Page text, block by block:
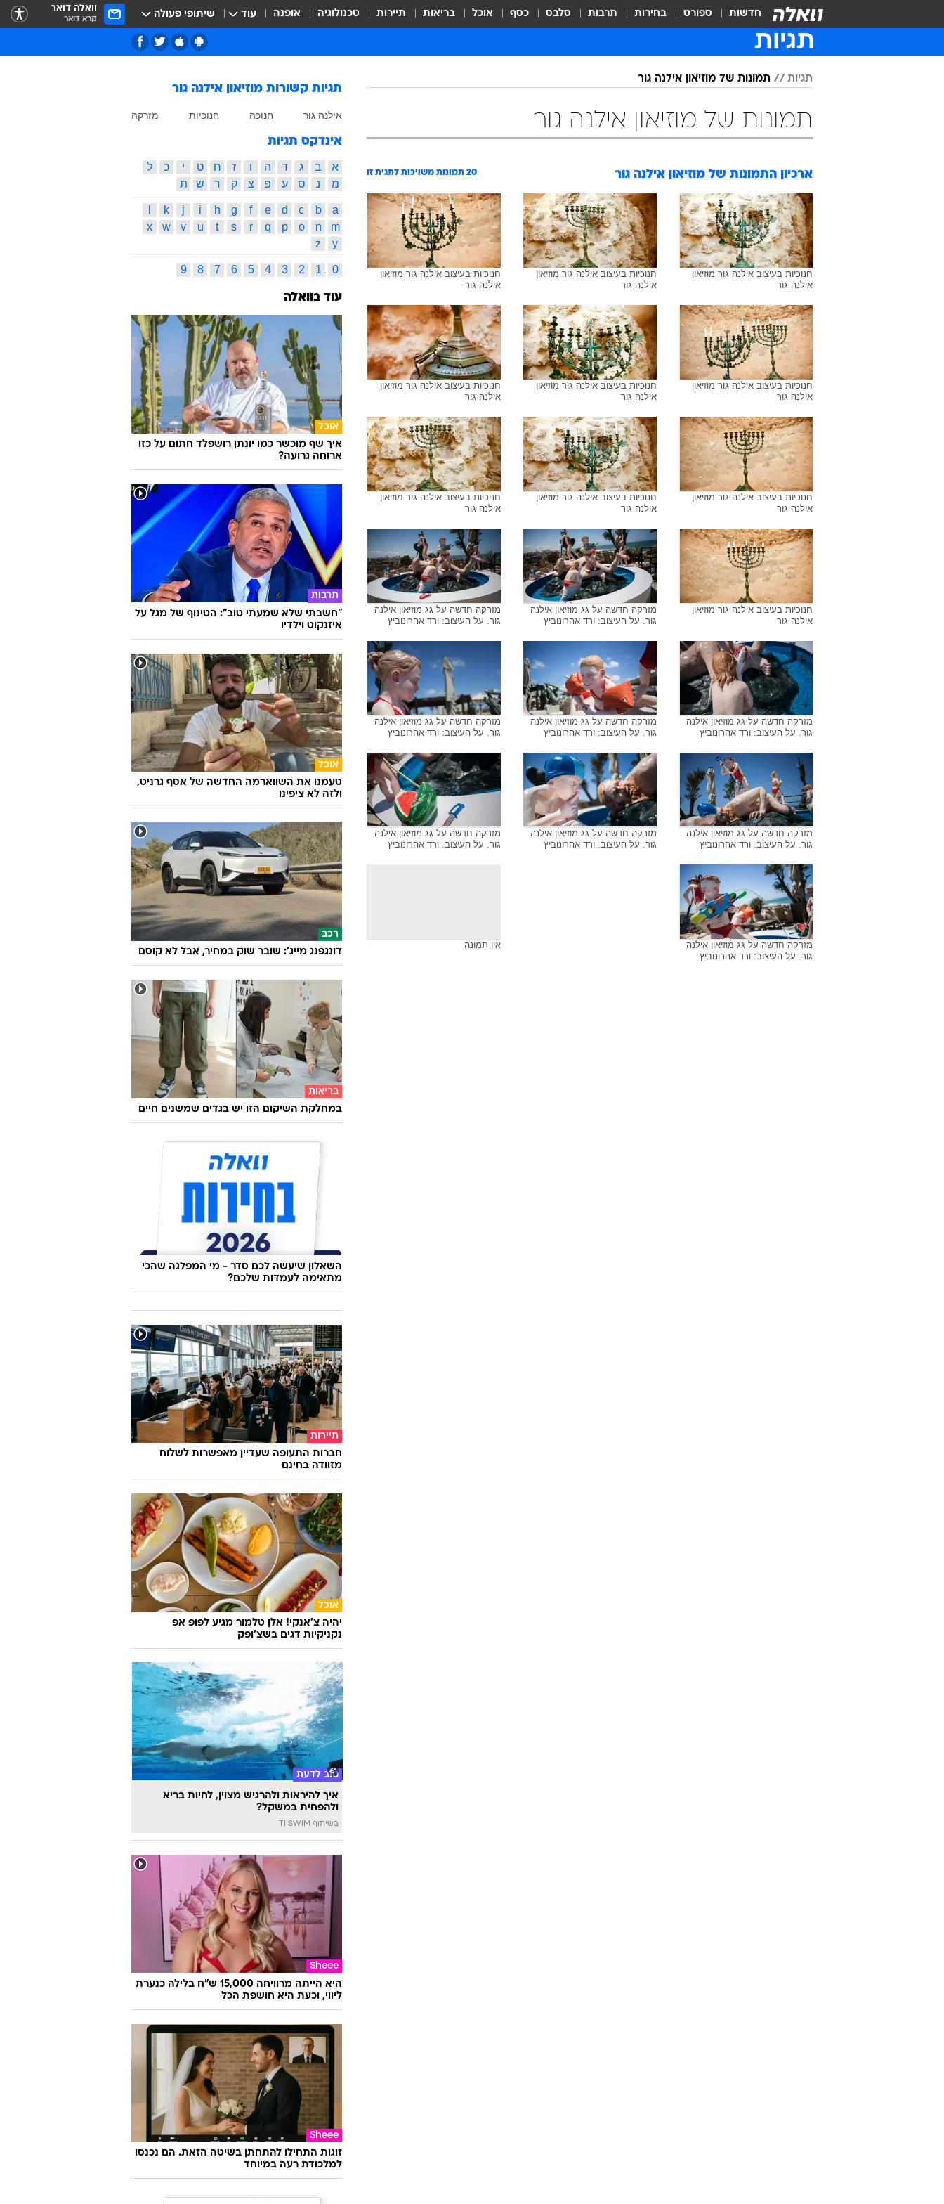
חדשות ספורט בחירות תרבות סלבס כסף אוכל בריאות תיירות טכנולוגיה אופנה עוד שיתופי פעולה וואלה דואר
קרא דואר
תגיות
תגיות תמונות של מוזיאון אילנה גור
תמונות של מוזיאון אילנה גור
ארכיון התמונות של מוזיאון אילנה גור 20 תמונות משויכות לתגית זו
חנוכיות בעיצוב אילנה גור מוזיאון
אילנה גור
חנוכיות בעיצוב אילנה גור מוזיאון
אילנה גור
חנוכיות בעיצוב אילנה גור מוזיאון
אילנה גור
חנוכיות בעיצוב אילנה גור מוזיאון
אילנה גור
חנוכיות בעיצוב אילנה גור מוזיאון
אילנה גור
חנוכיות בעיצוב אילנה גור מוזיאון
אילנה גור
חנוכיות בעיצוב אילנה גור מוזיאון
אילנה גור
חנוכיות בעיצוב אילנה גור מוזיאון
אילנה גור
חנוכיות בעיצוב אילנה גור מוזיאון
אילנה גור
חנוכיות בעיצוב אילנה גור מוזיאון
אילנה גור
מזרקה חדשה על גג מוזיאון אילנה
גור. על העיצוב: ורד אהרונוביץ
מזרקה חדשה על גג מוזיאון אילנה
גור. על העיצוב: ורד אהרונוביץ
מזרקה חדשה על גג מוזיאון אילנה
גור. על העיצוב: ורד אהרונוביץ
מזרקה חדשה על גג מוזיאון אילנה
גור. על העיצוב: ורד אהרונוביץ
מזרקה חדשה על גג מוזיאון אילנה
גור. על העיצוב: ורד אהרונוביץ
מזרקה חדשה על גג מוזיאון אילנה
גור. על העיצוב: ורד אהרונוביץ
מזרקה חדשה על גג מוזיאון אילנה
גור. על העיצוב: ורד אהרונוביץ
מזרקה חדשה על גג מוזיאון אילנה
גור. על העיצוב: ורד אהרונוביץ
מזרקה חדשה על גג מוזיאון אילנה
גור. על העיצוב: ורד אהרונוביץ
אין תמונה
תגיות קשורות מוזיאון אילנה גור
אילנה גור חנוכה חנוכיות מזרקה
אינדקס תגיות
א ב ג ד ה ו ז ח ט י כ
ל
מ
נ ס ע פ צ ק ר ש ת
a
b
c
d
e
f
g
h
i
j
k
m
n
o
p
q
r
s
t
u
v
w
x
y
z
0
1
2
3
4
5
6
7
8
9
עוד בוואלה
אוכל
איך שף מוכשר כמו יונתן רושפלד חתום על כזו
ארוחה גרועה?
תרבות
"חשבתי שלא שמעתי טוב": הטינוף של מגל על
איזנקוט וילדיו
אוכל
טעמנו את השווארמה החדשה של אסף גרניט,
ולזה לא ציפינו
רכב
דונגפנג מייג': שובר שוק במחיר, אבל לא קוסם
בריאות
במחלקת השיקום הזו יש בגדים שמשנים חיים
השאלון שיעשה לכם סדר - מי המפלגה שהכי
מתאימה לעמדות שלכם?
תיירות
חברות התעופה שעדיין מאפשרות לשלוח
מזוודה בחינם
אוכל
יהיה צ'אנקי! אלן טלמור מגיע לפופ אפ
נקניקיות דגים בשצ'ופק
טוב לדעת
איך להיראות ולהרגיש מצוין, לחיות בריא
ולהפחית במשקל?
בשיתוף TI SWIM
Sheee
היא הייתה מרוויחה 15,000 ש"ח בלילה כנערת
ליווי, וכעת היא חושפת הכל
Sheee
זוגות התחילו להתחתן בשיטה הזאת. הם נכנסו
למלכודת רעה במיוחד